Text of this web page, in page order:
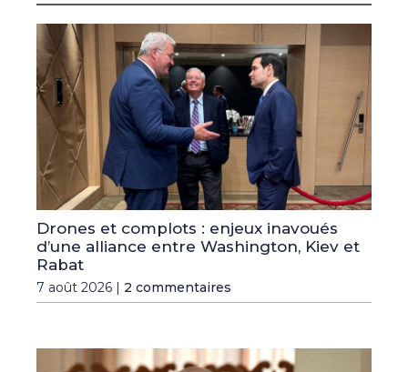
Drones et complots : enjeux inavoués
d’une alliance entre Washington, Kiev et
Rabat
7 août 2026 | 2 commentaires